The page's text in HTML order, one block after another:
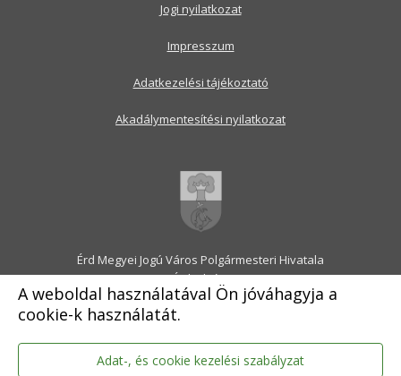
A weboldal használatával Ön jóváhagyja a
cookie-k használatát.
Adat-, és cookie kezelési szabályzat
Érd Megyei Jogú Város Polgármesteri Hivatala
2030 Érd, Alsó utca 1.
Levélcím: 2031 Érd, Pf.: 31
E-mail:onkormanyzat@erd.hu
Telefonközpont:06-23-522-300
Ügyfélszolgálat:06-23-522-301
Jogi nyilatkozat
Impresszum
Adatkezelési tájékoztató
Akadálymentesítési nyilatkozat